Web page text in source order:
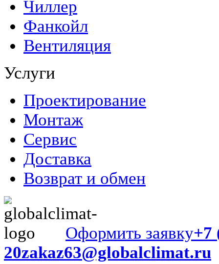
Чиллер
Фанкойл
Вентиляция
Услуги
Проектирование
Монтаж
Сервис
Доставка
Возврат и обмен
Оформить заявку+7
20zakaz63@globalclimat.ru